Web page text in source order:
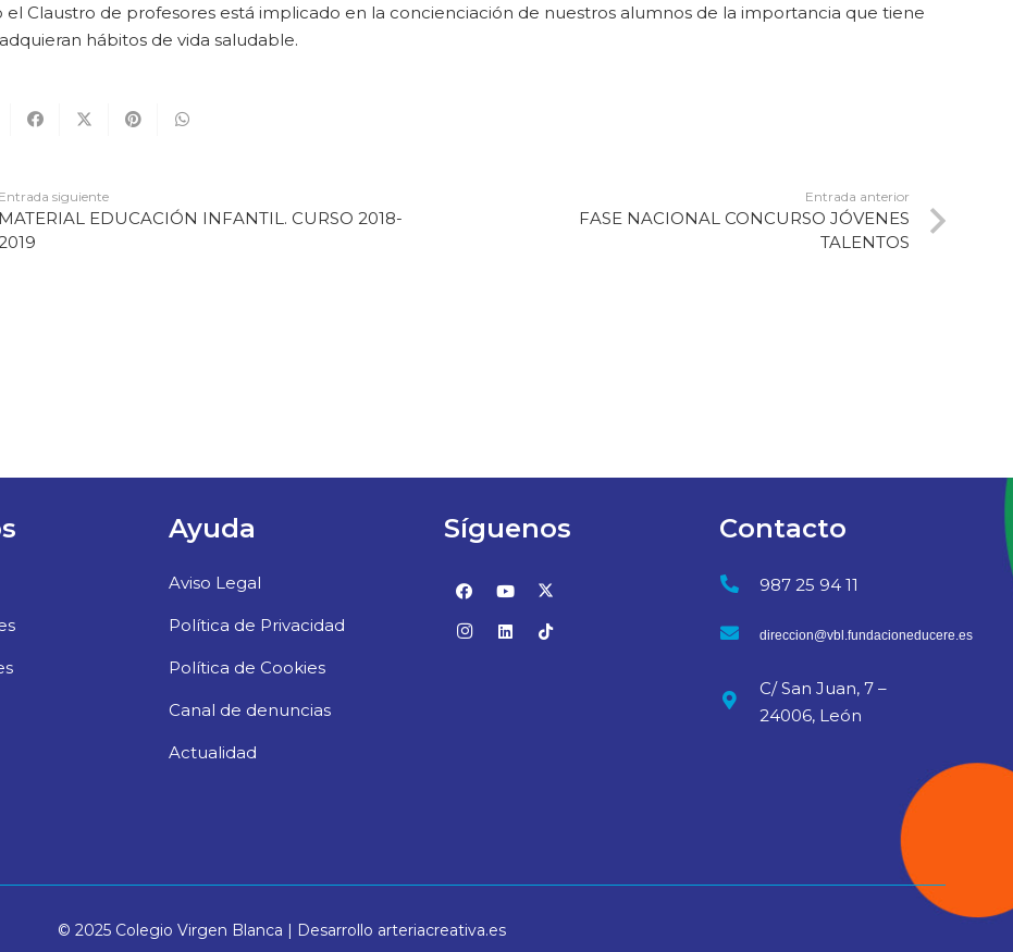
el Claustro de profesores está implicado en la concienciación de nuestros alumnos de la importancia que tiene
hábitos de vida saludable.
Entrada siguiente
MATERIAL EDUCACIÓN INFANTIL. CURSO 2018-
Entrada anterior
FASE NACIONAL CONCURSO JÓVENES
TALENTOS
Ayuda
Aviso Legal
Política de Privacidad
Política de Cookies
Canal de denuncias
Actualidad
Síguenos Contacto
987 25 94 11
direccion@vbl.fundacioneducere.es
C/ San Juan, 7 –
24006, León
© 2025 Colegio Virgen Blanca | Desarrollo arteriacreativa.es